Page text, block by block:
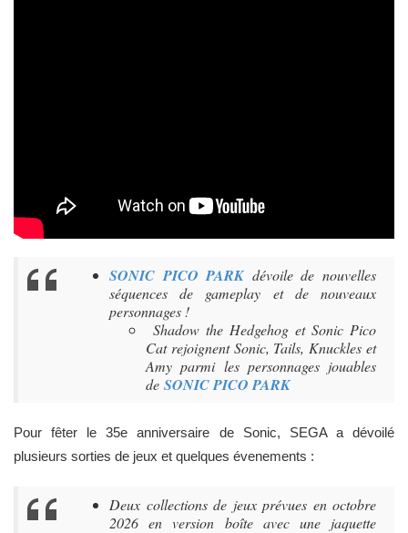
SONIC PICO PARK dévoile de nouvelles
séquences de gameplay et de nouveaux
personnages !
Shadow the Hedgehog et Sonic Pico
Cat rejoignent Sonic, Tails, Knuckles et
Amy parmi les personnages jouables
de SONIC PICO PARK
Pour fêter le 35e anniversaire de Sonic, SEGA a dévoilé
plusieurs sorties de jeux et quelques évenements :
Deux collections de jeux prévues en octobre
2026 en version boîte avec une jaquette